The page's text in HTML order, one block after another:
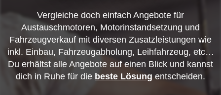
Vergleiche doch einfach Angebote für
Austauschmotoren, Motorinstandsetzung und
Fahrzeugverkauf mit diversen Zusatzleistungen wie
inkl. Einbau, Fahrzeugabholung, Leihfahrzeug, etc…
Du erhältst alle Angebote auf einen Blick und kannst
dich in Ruhe für die beste Lösung entscheiden.